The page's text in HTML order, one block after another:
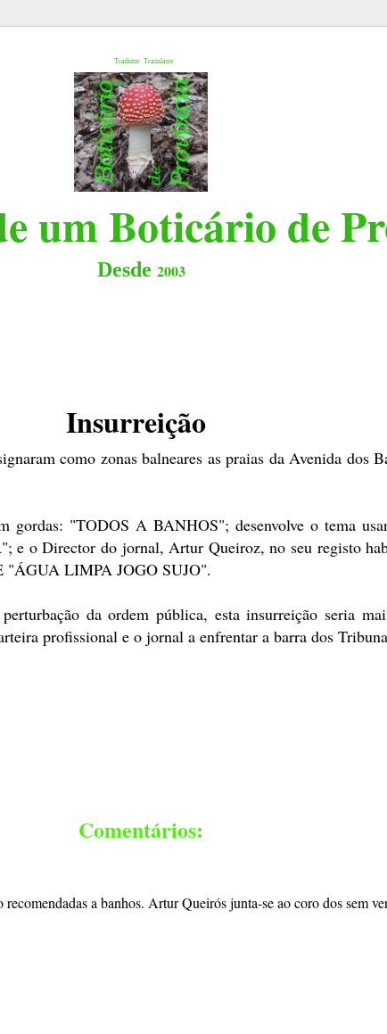
Tradutor Translator
um Boticário de
Desde 2003
Insurreição
como zonas balneares as praias da Avenida dos
gordas: "TODOS A BANHOS"; desenvolve o tema
o Director do jornal, Artur Queiroz, no seu registo
"ÁGUA LIMPA JOGO SUJO".
da ordem pública, esta insurreição seria
profissional e o jornal a enfrentar a barra dos
Comentários:
a banhos. Artur Queirós junta-se ao coro dos sem